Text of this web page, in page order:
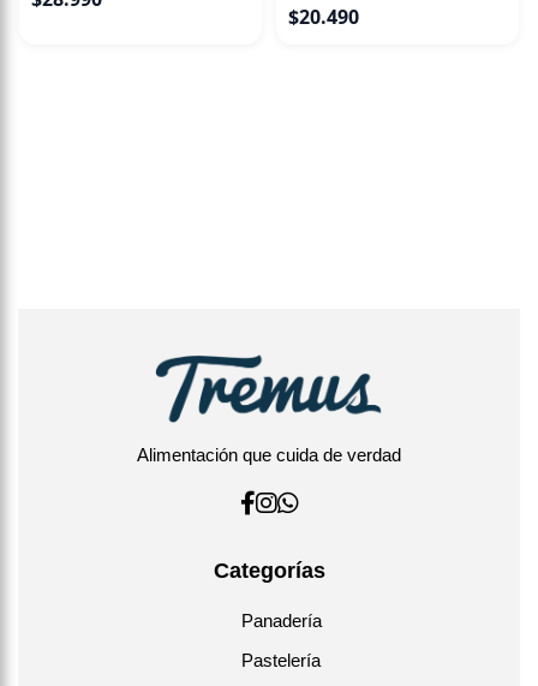
$20.490
Alimentación que cuida de verdad
Categorías
Panadería
Pastelería